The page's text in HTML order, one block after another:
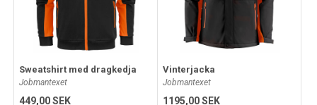
Sweatshirt med dragkedja
Jobmantexet
449,00 SEK
Vinterjacka
Jobmantexet
1195,00 SEK